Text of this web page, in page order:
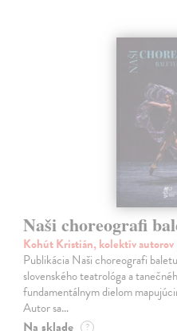
Naši choreografi
Kohút Kristián, kolektív autorov
Publikácia Naši choreografi
slovenského teatrológa a
fundamentálnym dielom
Autor sa…
?